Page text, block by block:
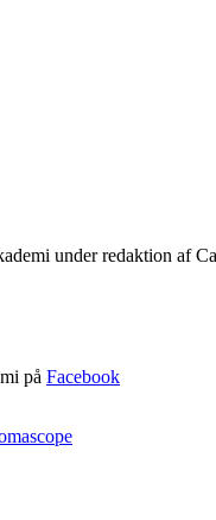
under redaktion af
på Facebook